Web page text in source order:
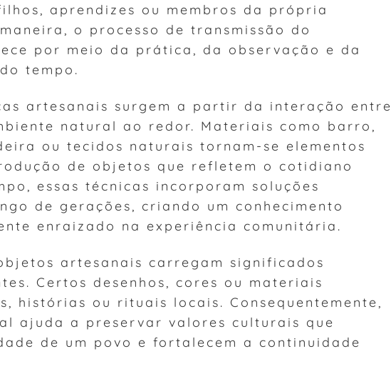
aprendizes ou membros da própria
o processo de transmissão do
por meio da prática, da observação e da
tempo.
artesanais surgem a partir da interação entre
natural ao redor. Materiais como barro,
ou tecidos naturais tornam-se elementos
de objetos que refletem o cotidiano
essas técnicas incorporam soluções
de gerações, criando um conhecimento
enraizado na experiência comunitária.
artesanais carregam significados
Certos desenhos, cores ou materiais
histórias ou rituais locais. Consequentemente,
ajuda a preservar valores culturais que
de um povo e fortalecem a continuidade